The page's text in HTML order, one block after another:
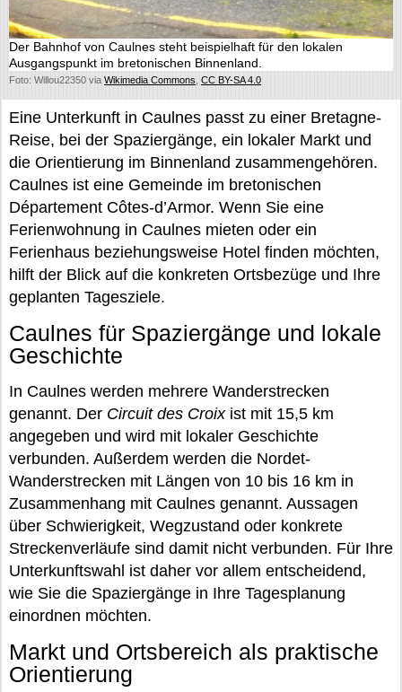
Der Bahnhof von Caulnes steht beispielhaft für den lokalen
Ausgangspunkt im bretonischen Binnenland.
Foto: Willou22350 via Wikimedia Commons CC BY-SA 4.0
Eine Unterkunft in Caulnes passt zu einer Bretagne-
Reise, bei der Spaziergänge, ein lokaler Markt und
die Orientierung im Binnenland zusammengehören.
Caulnes ist eine Gemeinde im bretonischen
Département Côtes-d’Armor. Wenn Sie eine
Ferienwohnung in Caulnes mieten oder ein
Ferienhaus beziehungsweise Hotel finden möchten,
hilft der Blick auf die konkreten Ortsbezüge und Ihre
geplanten Tagesziele.
Caulnes für Spaziergänge und lokale
Geschichte
In Caulnes werden mehrere Wanderstrecken
genannt. Der Circuit des Croixist mit 15,5 km
angegeben und wird mit lokaler Geschichte
verbunden. Außerdem werden die Nordet-
Wanderstrecken mit Längen von 10 bis 16 km in
Zusammenhang mit Caulnes genannt. Aussagen
über Schwierigkeit, Wegzustand oder konkrete
Streckenverläufe sind damit nicht verbunden. Für Ihre
Unterkunftswahl ist daher vor allem entscheidend,
wie Sie die Spaziergänge in Ihre Tagesplanung
einordnen möchten.
Markt und Ortsbereich als praktische
Orientierung